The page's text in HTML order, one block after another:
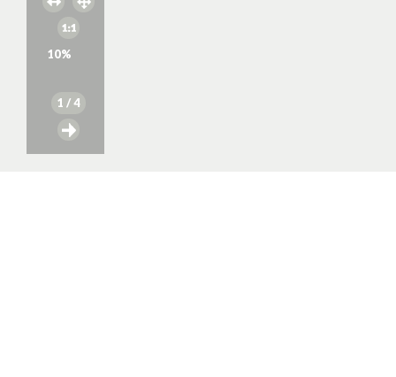
10%
1 / 4